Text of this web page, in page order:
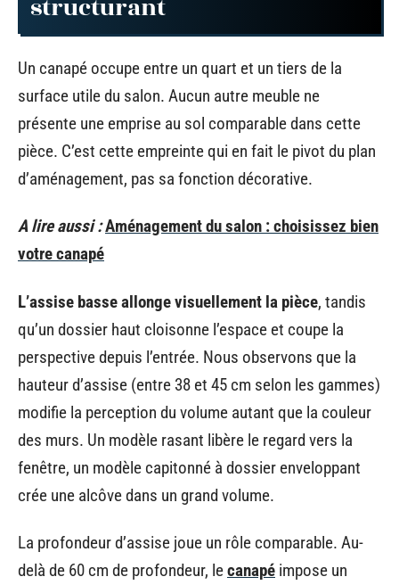
structurant
Un canapé occupe entre un quart et un tiers de la
surface utile du salon. Aucun autre meuble ne
présente une emprise au sol comparable dans cette
pièce. C’est cette empreinte qui en fait le pivot du plan
d’aménagement, pas sa fonction décorative.
A lire aussi :Aménagement du salon : choisissez bien
votre canapé
L’assise basse allonge visuellement la pièce, tandis
qu’un dossier haut cloisonne l’espace et coupe la
perspective depuis l’entrée. Nous observons que la
hauteur d’assise (entre 38 et 45 cm selon les gammes)
modifie la perception du volume autant que la couleur
des murs. Un modèle rasant libère le regard vers la
fenêtre, un modèle capitonné à dossier enveloppant
crée une alcôve dans un grand volume.
La profondeur d’assise joue un rôle comparable. Au-
delà de 60 cm de profondeur, lecanapé impose un